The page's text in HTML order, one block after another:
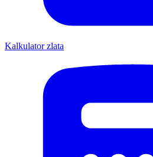
Kalkulator zlata